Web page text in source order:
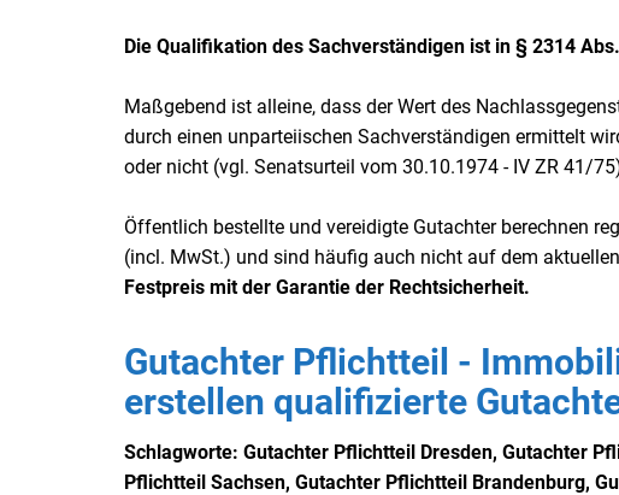
Die Qualifikation des Sachverständigen ist in § 2314
Maßgebend ist alleine, dass der Wert des
durch einen unparteiischen Sachverständigen ermittelt
oder nicht (vgl. Senatsurteil vom 30.10.1974 - IV ZR 41/
Öffentlich bestellte und vereidigte Gutachter berechnen
(incl. MwSt.) und sind häufig auch nicht auf dem
Festpreis mit der Garantie der Rechtsicherheit.
Gutachter Pflichtteil -
erstellen qualifizierte
Schlagworte: Gutachter Pflichtteil Dresden, Gutachter
Pflichtteil Sachsen, Gutachter Pflichtteil Brandenburg,